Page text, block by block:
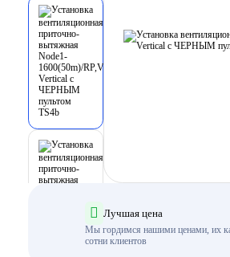
Лучшая цена
Мы гордимся нашими ценами, их
сотни клиентов